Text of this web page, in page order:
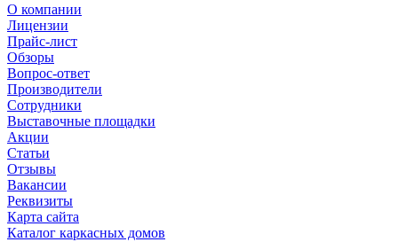
О компании
Лицензии
Прайс-лист
Обзоры
Вопрос-ответ
Производители
Сотрудники
Выставочные площадки
Акции
Статьи
Отзывы
Вакансии
Реквизиты
Карта сайта
Каталог каркасных домов